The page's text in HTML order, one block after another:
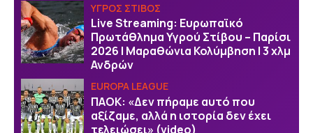
ΥΓΡΟΣ ΣΤΙΒΟΣ
Live Streaming: Ευρωπαϊκό
Πρωτάθλημα Υγρού Στίβου – Παρίσι
2026 | Μαραθώνια Κολύμβηση | 3 χλμ
Ανδρών
EUROPA LEAGUE
ΠΑΟΚ: «Δεν πήραμε αυτό που
αξίζαμε, αλλά η ιστορία δεν έχει
τελειώσει» (video)